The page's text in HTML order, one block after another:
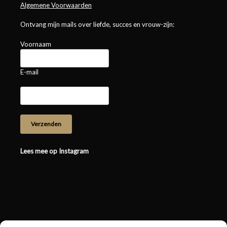
Algemene Voorwaarden
Ontvang mijn mails over liefde, succes en vrouw-zijn:
Voornaam
E-mail
Lees mee op Instagram